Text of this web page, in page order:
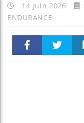
14 Juin 2026
ENDURANCE